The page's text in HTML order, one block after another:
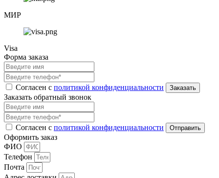
МИР
Visa
Форма заказа
Согласен с политикой конфиденциальности
Заказать обратный звонок
Согласен с политикой конфиденциальности
Оформить заказ
ФИО
Телефон
Почта